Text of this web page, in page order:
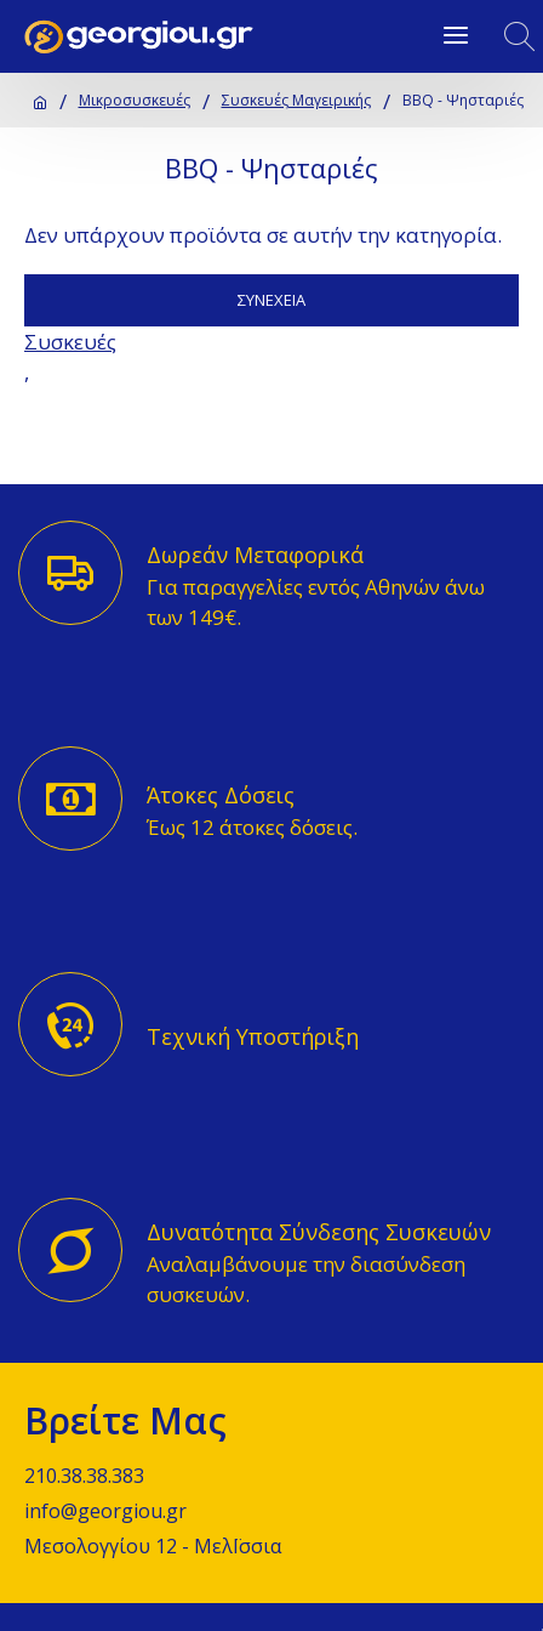
Μικροσυσκευές Συσκευές Μαγειρικής BBQ - Ψησταριές
BBQ - Ψησταριές
Δεν υπάρχουν προϊόντα σε αυτήν την κατηγορία.
ΣΥΝΈΧΕΙΑ
Συσκευές
,
Δωρεάν Μεταφορικά
Για παραγγελίες εντός Αθηνών άνω
των 149€.
Άτοκες Δόσεις
Έως 12 άτοκες δόσεις.
Τεχνική Υποστήριξη
Δυνατότητα Σύνδεσης Συσκευών
Αναλαμβάνουμε την διασύνδεση
συσκευών.
Βρείτε Μας
210.38.38.383
info@georgiou.gr
Μεσολογγίου 12 - ΜελΪσσια